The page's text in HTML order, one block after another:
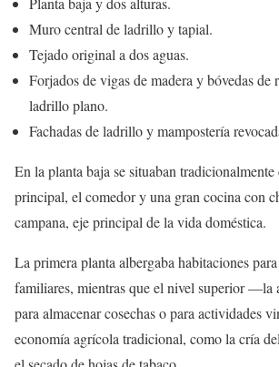
Muro central de ladrillo y tapial.
Tejado original a dos aguas.
Forjados de vigas de madera y bóvedas de
ladrillo plano.
Fachadas de ladrillo y mampostería
En la planta baja se situaban
principal, el comedor y una gran cocina con
campana, eje principal de la vida doméstica.
La primera planta albergaba habitaciones
familiares, mientras que el nivel superior
para almacenar cosechas o para actividades
economía agrícola tradicional, como la cría